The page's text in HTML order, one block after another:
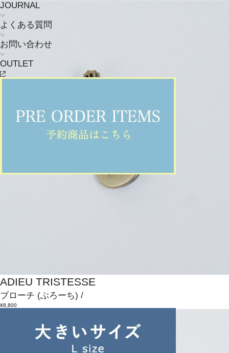
JOURNAL
よくある質問
お問い合わせ
OUTLET
ADIEU TRISTESSE
ブローチ (ぶろーち) /
¥8,800